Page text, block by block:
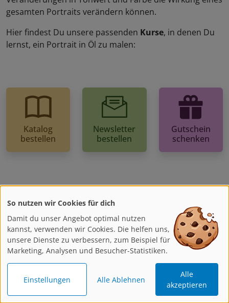
gesamten Portraits verändern können.
Hier findest Du unsere passenden Kurse, in denen Du
lernst, ein Portrait in Öl zu malen:
Katalog
bestellen
Newsletter
bestellen
Gutschein
schenken
Kontakt
Wir sind gerne für Dich da!
Montag - Freitag
8:00 - 17:00 Uhr
info@artistravel.de
So nutzen wir Cookies für dich
Damit du unser Angebot optimal nutzen
kannst, verwenden wir Cookies. Die helfen uns,
unsere Dienste zu verbessern, zum Beispiel für
Marketing, Analysen und Besucher-Statistiken.
Einstellungen Alle Ablehnen
Alle
akzeptieren